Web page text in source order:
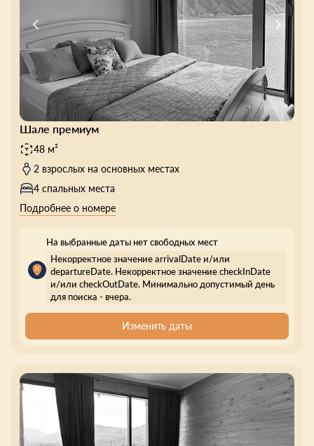
Шале премиум
48 м²
2 взрослых на основных местах
4 спальных места
Подробнее о номере
На выбранные даты нет свободных мест
Некорректное значение arrivalDate и/или
departureDate. Некорректное значение checkInDate
и/или checkOutDate. Минимально допустимый день
для поиска - вчера.
Изменить даты